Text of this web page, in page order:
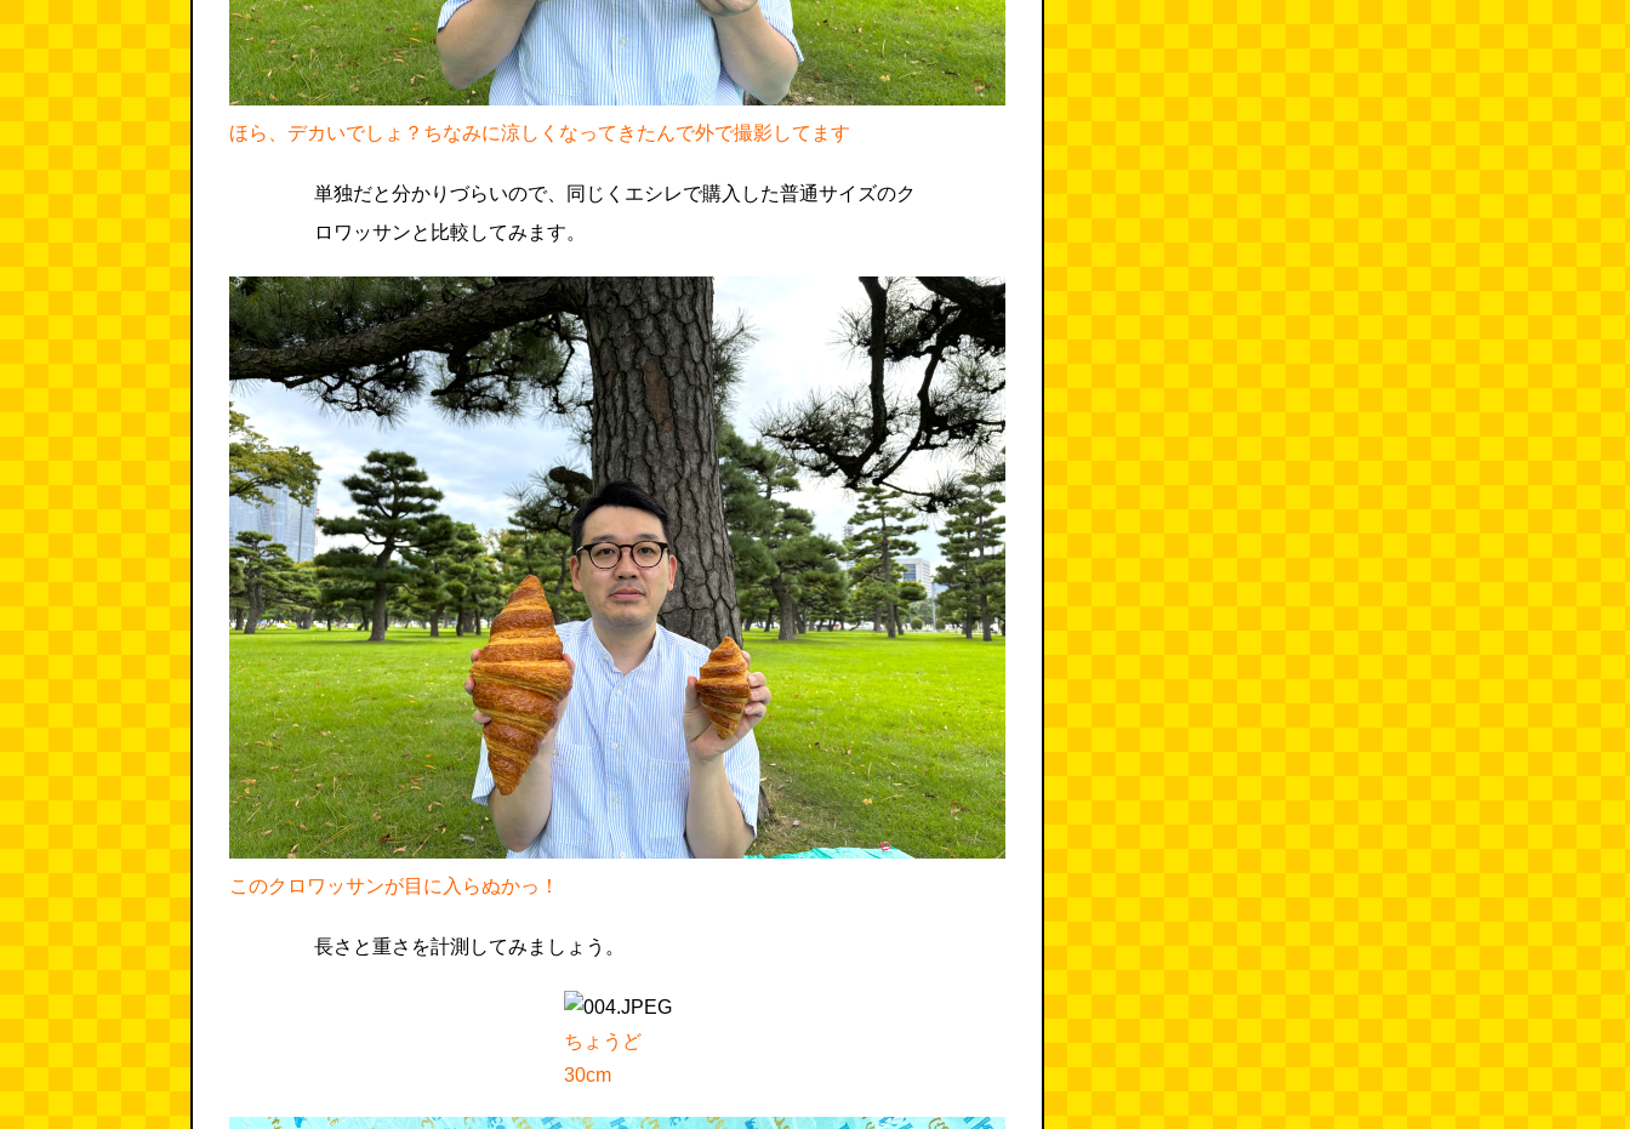
ほら、デカいでしょ？ちなみに涼しくなってきたんで外で撮影してます
単独だと分かりづらいので、同じくエシレで購入した普通サイズのク
ロワッサンと比較してみます。
このクロワッサンが目に入らぬかっ！
長さと重さを計測してみましょう。
ちょうど
30cm